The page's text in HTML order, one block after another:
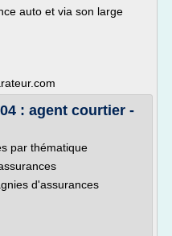
auto et via son large
: agent courtier -
par thématique
d'assurances